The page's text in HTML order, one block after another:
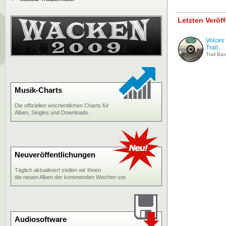
Letzten
Voices
Trail...
Trail
Musik-Charts
Die offiziellen wöchentlichen Charts für
Alben, Singles und Downloads.
Neuveröffentlichungen
Täglich aktualisiert stellen wir Ihnen
die neuen Alben der kommenden Wochen vor.
Audiosoftware